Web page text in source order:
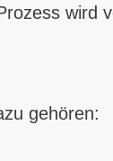
wird
gehören: